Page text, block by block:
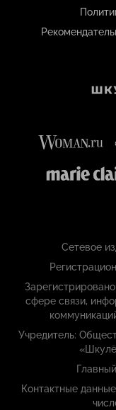
Сетевое
сфере связи,
Учредитель:
Контактные